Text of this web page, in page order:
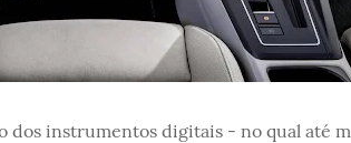
instrumentos digitais - no qual até